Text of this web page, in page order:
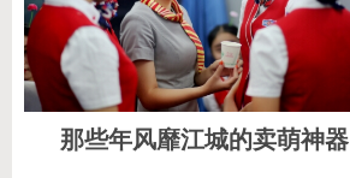
那些年风靡江城的卖萌神器